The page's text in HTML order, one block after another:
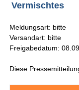
Vermischtes
Meldungsart: bitte
Versandart: bitte
Freigabedatum:
Diese